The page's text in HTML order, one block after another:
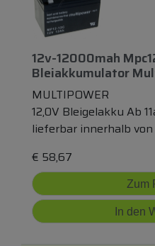
12v-12000mah
Bleiakkumulator
MULTIPOWER
12,0V Bleigelakku Ab
lieferbar innerhalb von
€ 58,67
Zum
In den